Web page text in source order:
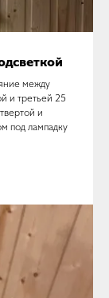
между
и третьей 25
и
под лампадку